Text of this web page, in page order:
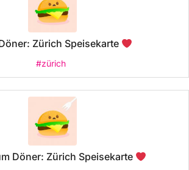
Zürich Speisekarte
#zürich
Döner: Zürich Speisekarte